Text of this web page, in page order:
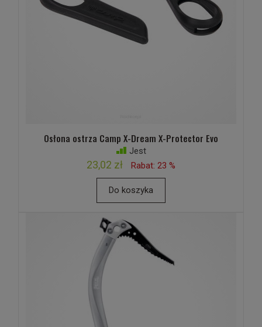
Osłona ostrza Camp X-Dream X-Protector Evo
Jest
23,02 zł Rabat: 23 %
Do koszyka